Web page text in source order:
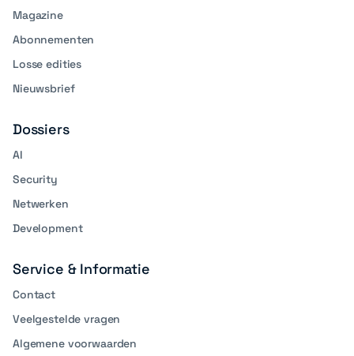
Magazine
Abonnementen
Losse edities
Nieuwsbrief
Dossiers
AI
Security
Netwerken
Development
Service & Informatie
Contact
Veelgestelde vragen
Algemene voorwaarden